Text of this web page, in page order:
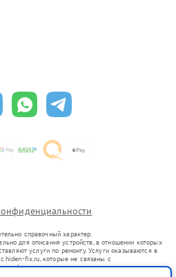
справочный характер.
для описания устройств, в отношении которых
услуги по ремонту. Услуги оказываются в
fix.ru, которые не связаны с
их официальными представителями.